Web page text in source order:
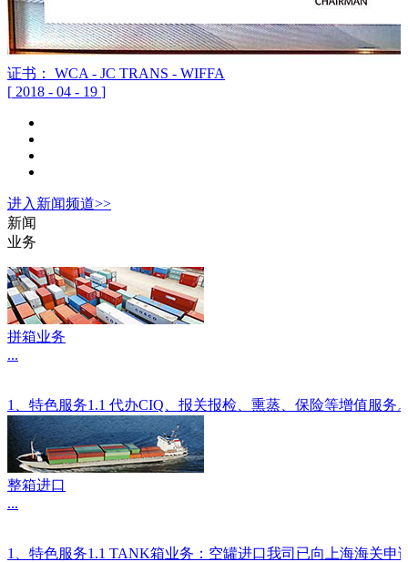
证书： WCA - JC TRANS - WIFFA
[ 2018 - 04 - 19 ]
进入 新闻频道>>
新闻
业务
拼箱业务
...
1、特色服务1.1 代办CIQ、报关报检、熏蒸、保险等增值服
整箱进口
...
1、特色服务1.1 TANK箱业务：空罐进口我司已向上海海关